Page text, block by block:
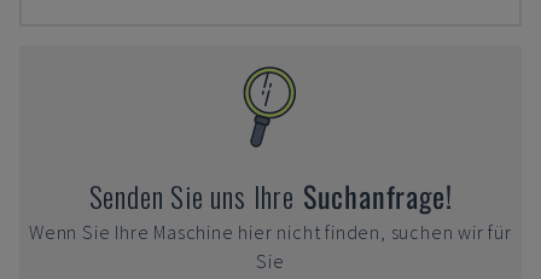
Senden Sie uns Ihre Suchanfrage!
Wenn Sie Ihre Maschine hier nicht finden, suchen wir für
Sie